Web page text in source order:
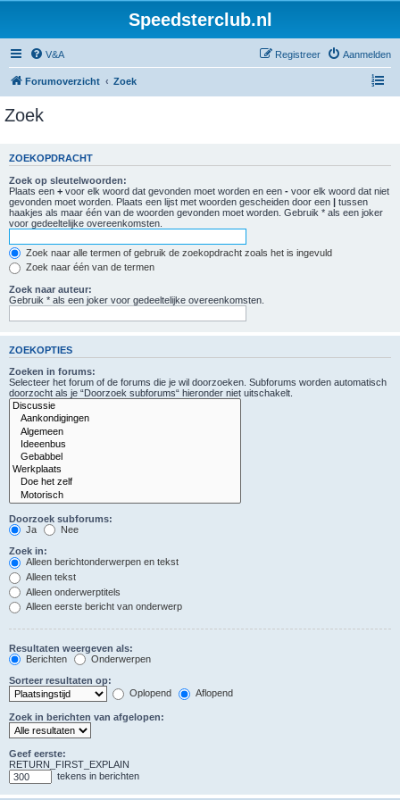
Speedsterclub.nl
V&A Aanmelden
Registreer
Forumoverzicht Zoek
Zoek
ZOEKOPDRACHT
Zoek op sleutelwoorden:
Plaats een + voor elk woord dat gevonden moet worden en een - voor elk woord dat niet
gevonden moet worden. Plaats een lijst met woorden gescheiden door een | tussen
haakjes als maar één van de woorden gevonden moet worden. Gebruik * als een joker
voor gedeeltelijke overeenkomsten.
Zoek naar alle termen of gebruik de zoekopdracht zoals het is ingevuld
Zoek naar één van de termen
Zoek naar auteur:
Gebruik * als een joker voor gedeeltelijke overeenkomsten.
ZOEKOPTIES
Zoeken in forums:
Selecteer het forum of de forums die je wil doorzoeken. Subforums worden automatisch
doorzocht als je “Doorzoek subforums“ hieronder niet uitschakelt.
Doorzoek subforums:
Ja
Nee
Zoek in:
Alleen berichtonderwerpen en tekst
Alleen tekst
Alleen onderwerptitels
Alleen eerste bericht van onderwerp
Resultaten weergeven als:
Berichten
Onderwerpen
Sorteer resultaten op:
Oplopend
Aflopend
Zoek in berichten van afgelopen:
Geef eerste:
RETURN_FIRST_EXPLAIN
tekens in berichten